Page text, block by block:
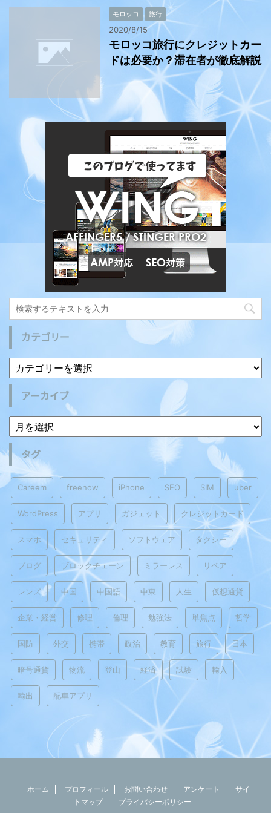
モロッコ 旅行
2020/8/15
モロッコ旅行にクレジットカー
ドは必要か？滞在者が徹底解説
カテゴリー
アーカイブ
タグ
Careem freenow iPhone SEO SIM uber
WordPress アプリ ガジェット クレジットカード
スマホ セキュリティ ソフトウェア タクシー
ブログ ブロックチェーン ミラーレス リペア
レンズ 中国 中国語 中東 人生 仮想通貨
企業・経営 修理 倫理 勉強法 単焦点 哲学
国防 外交 携帯 政治 教育 旅行 日本
暗号通貨 物流 登山 経済 試験 輸入
輸出 配車アプリ
ホーム プロフィール お問い合わせ アンケート
サイ
トマップ
プライバシーポリシー